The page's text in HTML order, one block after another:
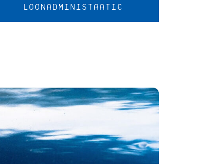
LOONADMINISTRATIE